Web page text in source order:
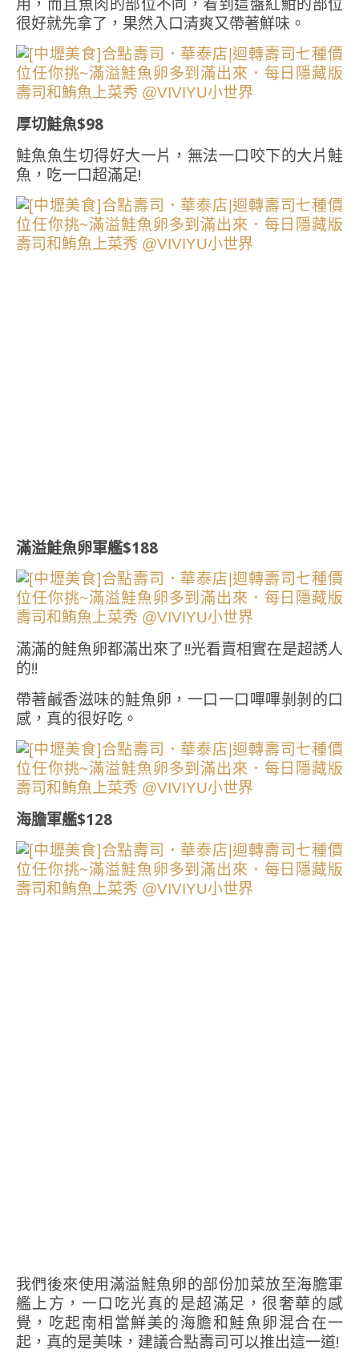
很好就先拿了，果然入口清爽又帶著鮮味。
厚切鮭魚$98
鮭魚魚生切得好大一片，無法一口咬下的大片鮭
魚，吃一口超滿足!
滿溢鮭魚卵軍艦$188
滿滿的鮭魚卵都滿出來了!!光看賣相實在是超誘人
的!!
帶著鹹香滋味的鮭魚卵，一口一口嗶嗶剝剝的口
感，真的很好吃。
海膽軍艦$128
我們後來使用滿溢鮭魚卵的部份加菜放至海膽軍
艦上方，一口吃光真的是超滿足，很奢華的感
覺，吃起南相當鮮美的海膽和鮭魚卵混合在一
起，真的是美味，建議合點壽司可以推出這一道!